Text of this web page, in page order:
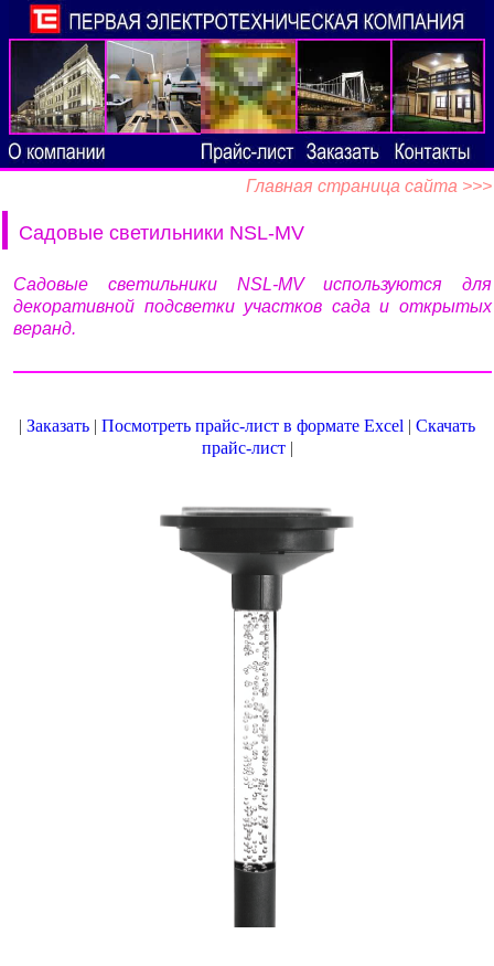
Главная страница сайта >>>
Садовые светильники NSL-MV
Садовые светильники NSL-MV используются для
декоративной подсветки участков сада и открытых
веранд.
| Заказать | Посмотреть прайс-лист в формате Excel | Скачать
прайс-лист|